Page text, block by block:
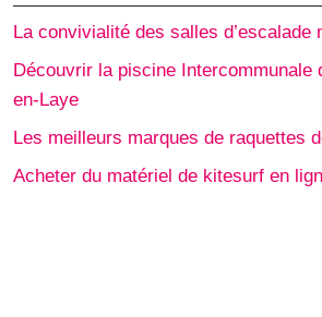
La convivialité des salles d’escalade
Découvrir la piscine Intercommunale
en-Laye
Les meilleurs marques de raquettes
Acheter du matériel de kitesurf en